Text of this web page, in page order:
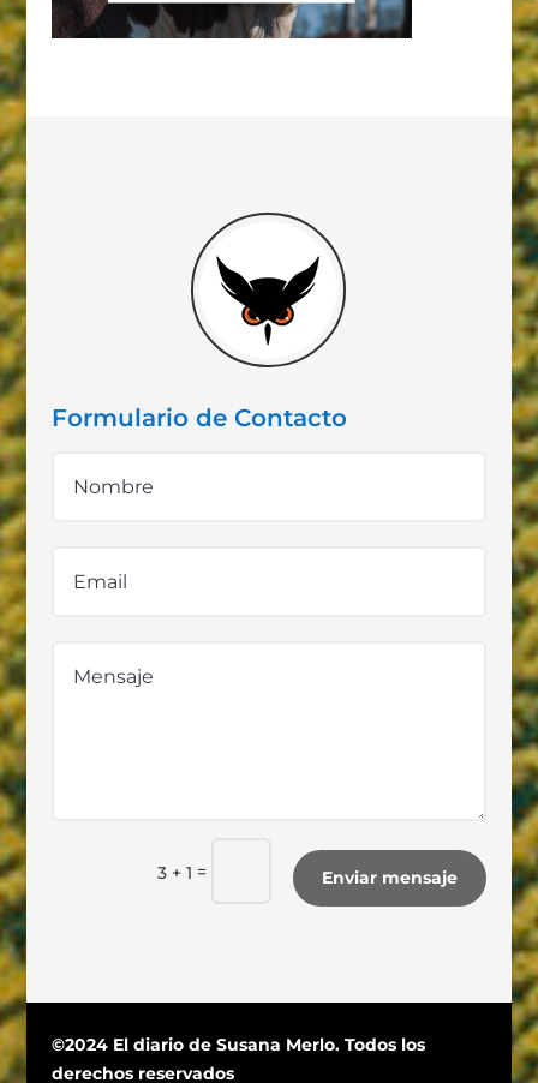
Formulario de Contacto
3 + 1 = Enviar mensaje
©2024 El diario de Susana Merlo. Todos los
derechos reservados